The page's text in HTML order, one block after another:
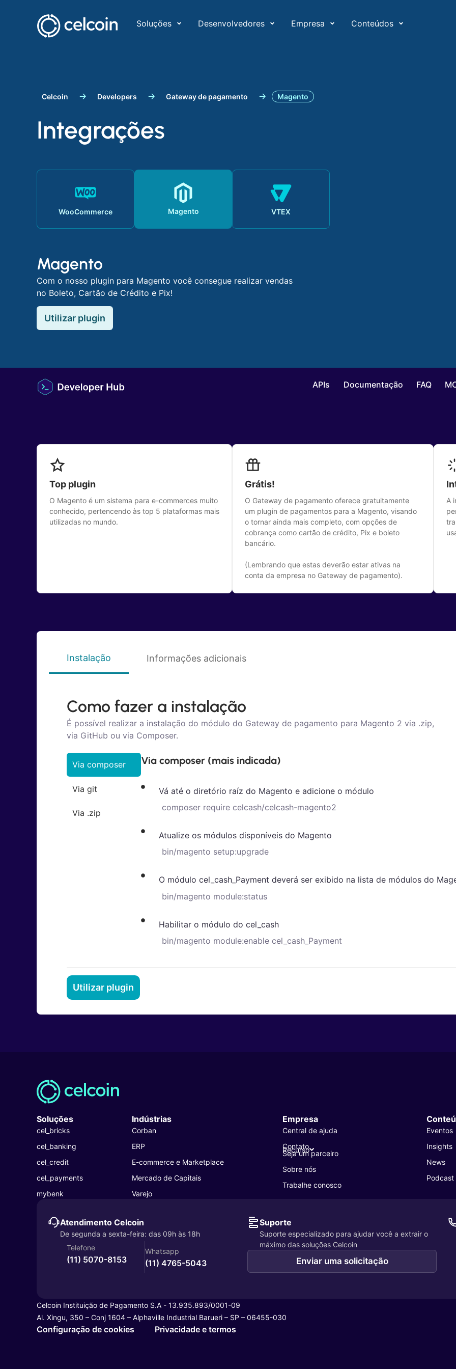
Soluções Desenvolvedores Empresa Conteúdos
Celcoin Developers Gateway de pagamento Magento
Integrações
WooCommerce Magento VTEX
Magento
Com o nosso plugin para Magento você consegue realizar vendas
no Boleto, Cartão de Crédito e Pix!
Utilizar plugin
APIs Documentação FAQ
Top plugin
O Magento é um sistema para e-commerces muito
conhecido, pertencendo às top 5 plataformas mais
utilizadas no mundo.
Grátis!
O Gateway de pagamento oferece gratuitamente
um plugin de pagamentos para a Magento, visando
o tornar ainda mais completo, com opções de
cobrança como cartão de crédito, Pix e boleto
bancário.
(Lembrando que estas deverão estar ativas na
conta da empresa no Gateway de pagamento).
A
Instalação Informações adicionais
Como fazer a instalação
É possível realizar a instalação do módulo do Gateway de pagamento para Magento 2 via .zip,
via GitHub ou via Composer.
Via composer
Via git
Via .zip
Via composer (mais indicada)
Vá até o diretório raíz do Magento e adicione o módulo
composer require celcash/celcash-magento2
Atualize os módulos disponíveis do Magento
bin/magento setup:upgrade
O módulo cel_cash_Payment deverá ser exibido na lista de módulos do
bin/magento module:status
Habilitar o módulo do cel_cash
bin/magento module:enable cel_cash_Payment
Utilizar plugin
Soluções
cel_bricks
cel_banking
cel_credit
cel_payments
mybenk
Indústrias
Corban
ERP
E-commerce e Marketplace
Mercado de Capitais
Varejo
Empresa
Central de ajuda
Contato
Recurso
Seja um parceiro
Sobre nós
Trabalhe conosco
Eventos
Insights
News
Podcast
Atendimento Celcoin
De segunda a sexta-feira: das 09h às 18h
Telefone
(11) 5070-8153
Whatsapp
(11) 4765-5043
Suporte
Suporte especializado para ajudar você a extrair o
máximo das soluções Celcoin
Enviar uma solicitação
Celcoin Instituição de Pagamento S.A - 13.935.893/0001-09
Al. Xingu, 350 – Conj 1604 – Alphaville Industrial Barueri – SP – 06455-030
Configuração de cookies Privacidade e termos